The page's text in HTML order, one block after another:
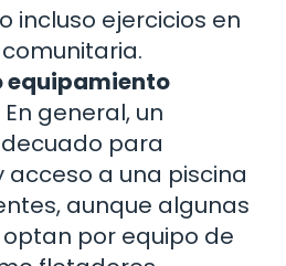
incluso ejercicios en
equipamiento
En general, un
para
acceso a una piscina
aunque algunas
por equipo de